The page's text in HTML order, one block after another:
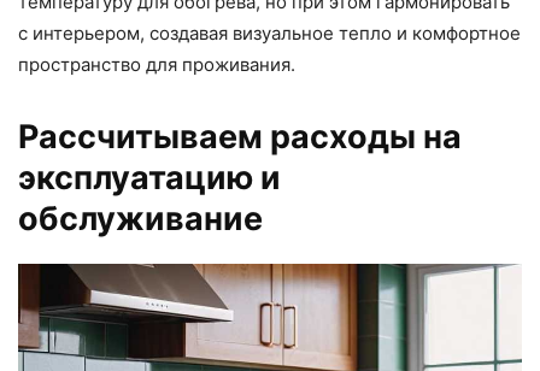
с интерьером, создавая визуальное тепло и комфортное
пространство для проживания.
Рассчитываем расходы на
эксплуатацию и
обслуживание